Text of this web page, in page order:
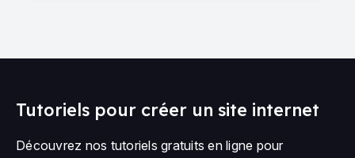
Tutoriels pour créer un site internet
Découvrez nos tutoriels gratuits en ligne pour